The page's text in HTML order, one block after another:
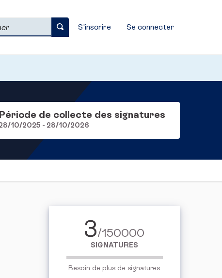
S'inscrire Se connecter
Période de collecte des signatures
10/2025 - 28/10/2026
3/150000
SIGNATURES
Besoin de plus de signatures